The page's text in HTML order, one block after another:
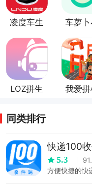
凌度车生
方版
车萝
LOZ拼生
我爱拼
同类排行
快递100
5.3
方便快捷的快